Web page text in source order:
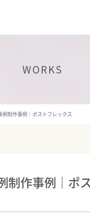
WORKS
例制作事例｜ポストフレックス
制作事例｜ポ